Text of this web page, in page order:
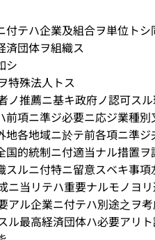
付テハ企業及組合ヲ単位ト
済団体ヲ組織ス
シ
特殊法人トス
推薦ニ基キ政府ノ認可ス
前項ニ準ジ必要ニ応ジ業種
地各地域ニ於テ前各項ニ準
国的統制ニ付適当ナル措置ヲ
スルニ付特ニ留意スベキ事項
当リテハ重要ナルモノヨ
ル企業ニ付テハ別途之ヲ考
最高経済団体ハ必要アリ